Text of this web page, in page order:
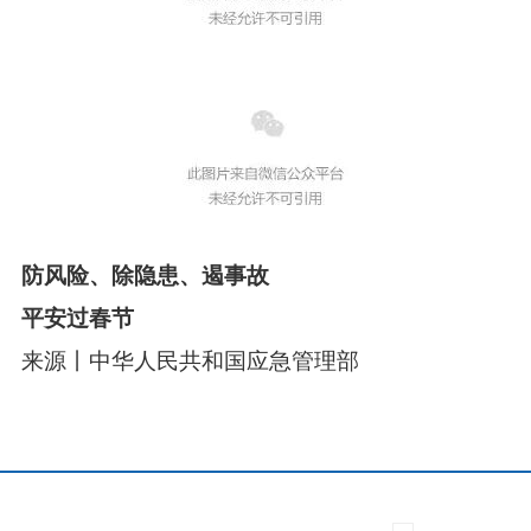
防风险、除隐患、遏事故
平安过春节
来源丨中华人民共和国应急管理部